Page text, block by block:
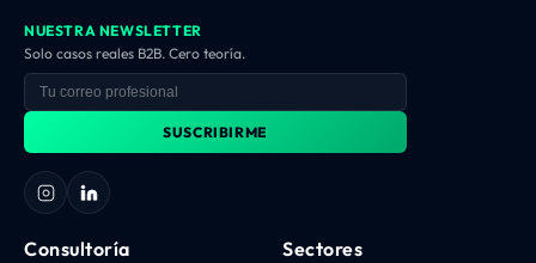
NUESTRA NEWSLETTER
Solo casos reales B2B. Cero teoría.
SUSCRIBIRME
Consultoría Sectores